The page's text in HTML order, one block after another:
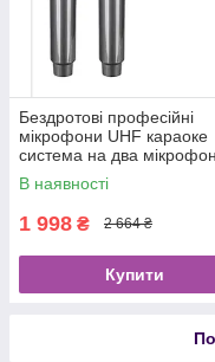
Бездротові професійні
мікрофони UHF караоке
система на два
В наявності
1 998 ₴ 2 664 ₴
Купити